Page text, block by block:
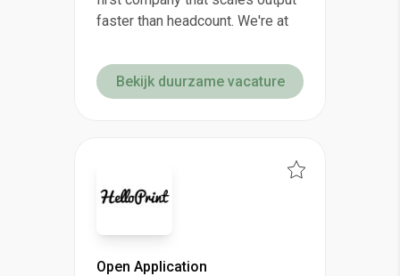
faster than headcount. We're at
Bekijk duurzame vacature
Open Application